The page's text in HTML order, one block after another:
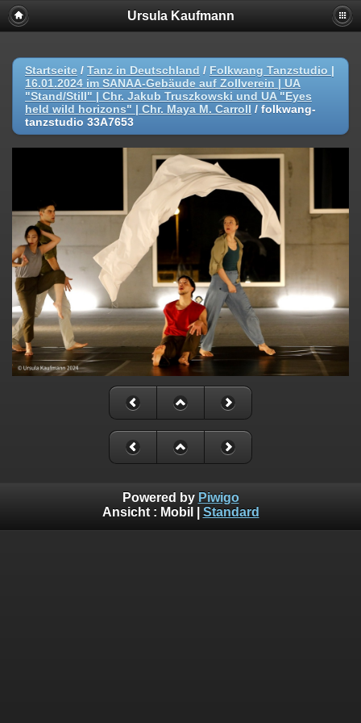
Ursula Kaufmann
Startseite / Tanz in Deutschland / Folkwang Tanzstudio |
16.01.2024 im SANAA-Gebäude auf Zollverein | UA
"Stand/Still" | Chr. Jakub Truszkowski und UA "Eyes
held wild horizons" | Chr. Maya M. Carroll / folkwang-
tanzstudio 33A7653
Powered by Piwigo
Ansicht : Mobil Standard